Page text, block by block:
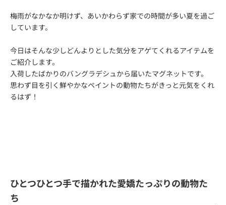
梅雨がなかなか明けず、あいかわらず家での時間が多い夏を過ご
しています。
今日はそんな少しどんよりとした気分をアゲてくれるアイテムを
ご紹介します。
入荷したばかりのバングラデシュから届いたマグネットです。
思わず目を引く鮮やかなペイントの動物たちがきっと元気をくれ
るはず！
ひとつひとつ手で描かれた愛嬌たっぷりの動物た
ち